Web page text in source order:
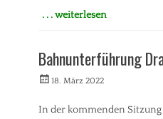
v
e
. . . weiterlesen
g
m
Bahnunterführung
Veröffentlicht
18. März 2022
In der kommenden